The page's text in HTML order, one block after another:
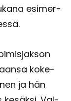
esi­mer­
ko­ke­
ja hän